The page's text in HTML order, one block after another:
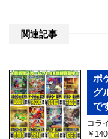
関連記事
ポ
グ
で
コラ
￥